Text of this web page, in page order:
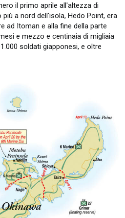
il primo aprile all'altezza di
più a nord dell'isola, Hedo Point, era
ad Itoman e alla fine della parte
e mezzo e centinaia di migliaia
soldati giapponesi, e oltre